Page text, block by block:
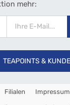
mehr:
TEAPOINTS &
Filialen Impressum